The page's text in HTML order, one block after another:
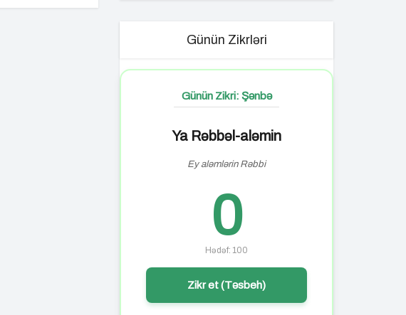
Günün Zikrləri
Günün Zikri: Şənbə
Ya Rəbbəl-aləmin
Ey aləmlərin Rəbbi
0
Hədəf: 100
Zikr et (Təsbeh)